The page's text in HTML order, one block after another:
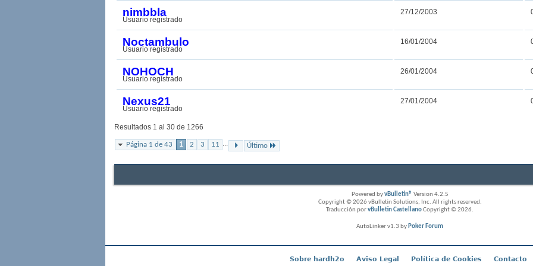
nimbbla
Usuario registrado
27/12/2003
Noctambulo
Usuario registrado
16/01/2004
NOHOCH
Usuario registrado
26/01/2004
Nexus21
Usuario registrado
27/01/2004
Resultados 1 al 30 de 1266
Página 1 de 43 1 2 3 11 ... Último
Powered byvBulletin® Version 4.2.5
Copyright © 2026 vBulletin Solutions, Inc. All rights reserved.
Traducción porvBulletin CastellanoCopyright © 2026.
AutoLinker v1.3 by Poker Forum
Sobre hardh2o Aviso Legal Política de Cookies Contacto